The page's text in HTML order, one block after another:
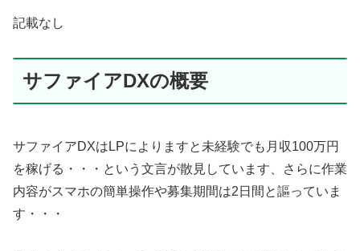
記載なし
サファイアDXの概要
サファイアDXはLPによりますと未経験でも月収100万円
を稼げる・・・という文言が散見しています、さらに作業
内容がスマホの簡単操作や募集期間は2日間と謳っていま
す・・・